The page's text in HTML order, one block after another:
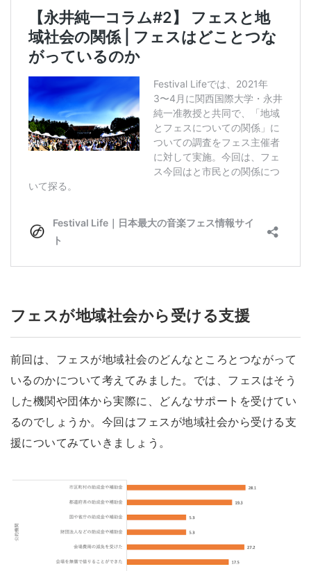
フェスが地域社会から受ける支援
前回は、フェスが地域社会のどんなところとつながって
いるのかについて考えてみました。では、フェスはそう
した機関や団体から実際に、どんなサポートを受けてい
るのでしょうか。今回はフェスが地域社会から受ける支
援についてみていきましょう。